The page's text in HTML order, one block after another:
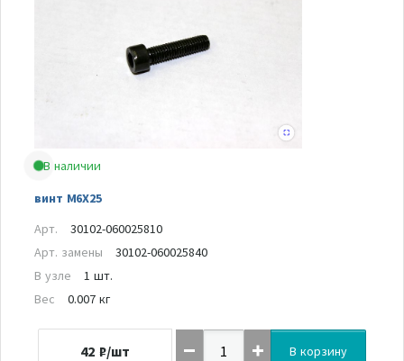
В наличии
винт M6X25
Арт.
30102-060025810
Арт. замены
30102-060025840
В узле
1 шт.
Вес
0.007 кг
42 ₽/шт В корзину